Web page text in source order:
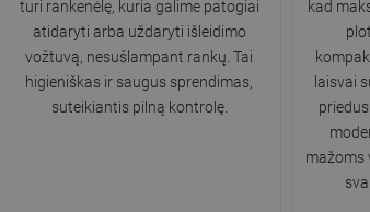
turi rankenėlę, kuria galime patogiai
atidaryti arba uždaryti išleidimo
vožtuvą, nesušlampant rankų. Tai
higieniškas ir saugus sprendimas,
suteikiantis pilną kontrolę.
kad
laisvai
mažoms